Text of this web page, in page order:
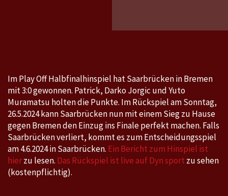
–
0:3
Im Play Off Halbfinalhinspiel hat Saarbrücken in Bremen
mit 3:0 gewonnen. Patrick, Darko Jorgic und Yuto
Muramatsu holten die Punkte. Im Rückspiel am Sonntag,
26.5.2024 kann Saarbrücken nun mit einem Sieg zu Hause
gegen Bremen den Einzug ins Finale perfekt machen. Falls
Saarbrücken verliert, kommt es zum Entscheidungsspiel
am 4.6.2024 in Saarbrücken. Ein Bericht zum Hinspiel ist
hierzu lesen. Das Rückspiel ist live auf Dyn sport zu sehen
(kostenpflichtig).